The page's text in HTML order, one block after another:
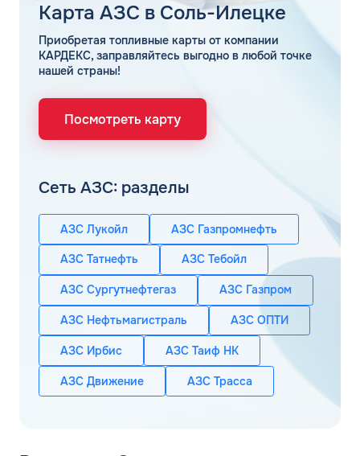
Карта АЗС в Соль-Илецке
Приобретая топливные карты от компании
КАРДЕКС, заправляйтесь выгодно в любой точке
нашей страны!
Посмотреть карту
Сеть АЗС: разделы
АЗС Лукойл АЗС Газпромнефть
АЗС Татнефть АЗС Тебойл
АЗС Сургутнефтегаз АЗС Газпром
АЗС Нефтьмагистраль АЗС ОПТИ
АЗС Ирбис АЗС Таиф НК
АЗС Движение АЗС Трасса